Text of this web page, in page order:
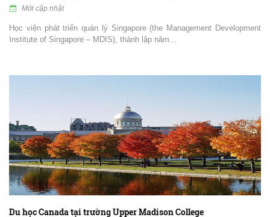
Mới cập nhật
Học viện phát triển quản lý Singapore (the Management Development
Institute of Singapore – MDIS), thành lập năm...
Du học Canada tại trường Upper Madison College